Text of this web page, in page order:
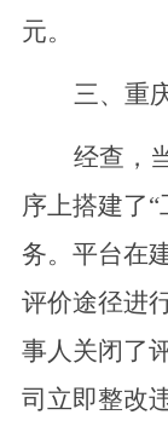
全专项检查
会精神
庆无障碍环境建设有
山体隐患
安居梦
益托管服务深度观察
庆公司减资规则吗？
平安社区开展未成年人
认定符合特殊工种从
员公示（第一批）
响应
防线
7.48亿元
元。
三、重
经查，
序上搭建了
务。平台在
评价途径进
事人关闭了
司立即整改